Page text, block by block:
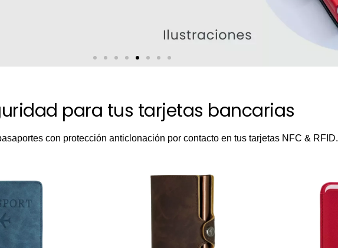
para tus tarjetas bancarias
con protección anticlonación por contacto en tus tarjetas NFC & RFID.